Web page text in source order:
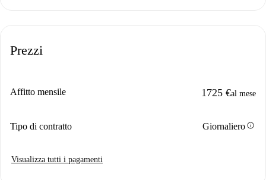
Prezzi
Affitto mensile 1725 €al mese
Tipo di contratto Giornalieroinfo
Visualizza tutti i pagamenti